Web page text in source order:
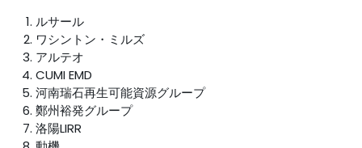
ルサール
ワシントン・ミルズ
アルテオ
CUMI EMD
河南瑞石再生可能資源グループ
鄭州裕発グループ
洛陽LIRR